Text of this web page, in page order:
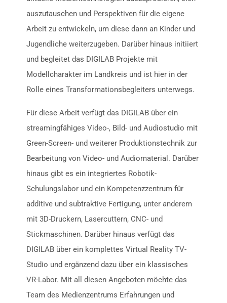
auszutauschen und Perspektiven für die eigene
Arbeit zu entwickeln, um diese dann an Kinder und
Jugendliche weiterzugeben. Darüber hinaus initiiert
und begleitet das DIGILAB Projekte mit
Modellcharakter im Landkreis und ist hier in der
Rolle eines Transformationsbegleiters unterwegs.
Für diese Arbeit verfügt das DIGILAB über ein
streamingfähiges Video-, Bild- und Audiostudio mit
Green-Screen- und weiterer Produktionstechnik zur
Bearbeitung von Video- und Audiomaterial. Darüber
hinaus gibt es ein integriertes Robotik-
Schulungslabor und ein Kompetenzzentrum für
additive und subtraktive Fertigung, unter anderem
mit 3D-Druckern, Lasercuttern, CNC- und
Stickmaschinen. Darüber hinaus verfügt das
DIGILAB über ein komplettes Virtual Reality TV-
Studio und ergänzend dazu über ein klassisches
VR-Labor. Mit all diesen Angeboten möchte das
Team des Medienzentrums Erfahrungen und